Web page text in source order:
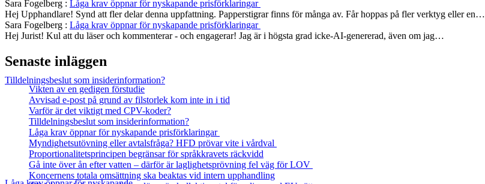
Tilldelningsbeslut som insiderinformation?
Sara Fogelberg : Låga krav öppnar för nyskapande prisförklaringar
Hej Upphandlare! Synd att fler delar denna uppfattning. Papperstigrar finns för många av. Får hoppas på fler verktyg eller en…
Sara Fogelberg : Låga krav öppnar för nyskapande prisförklaringar
Hej Jurist! Kul att du läser och kommenterar - och engagerar! Jag är i högsta grad icke-AI-genererad, även om jag…
Senaste inläggen
Vikten av en gedigen förstudie
Avvisad e-post på grund av filstorlek kom inte in i tid
Varför är det viktigt med CPV-koder?
Tilldelningsbeslut som insiderinformation?
Låga krav öppnar för nyskapande prisförklaringar
Myndighetsutövning eller avtalsfråga? HFD prövar vite i vårdval
Proportionalitetsprincipen begränsar för språkkravets räckvidd
Gå inte över ån efter vatten – därför är laglighetsprövning fel väg för LOV
Koncernens totala omsättning ska beaktas vid intern upphandling